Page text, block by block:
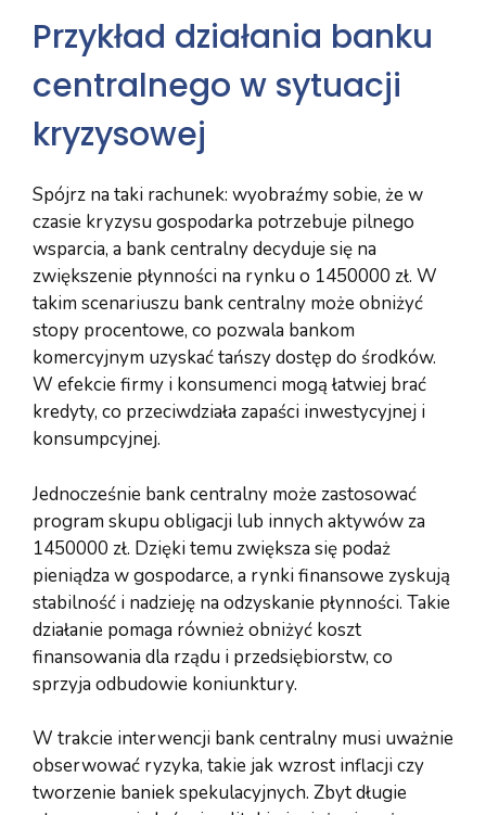
Przykład działania banku
centralnego w sytuacji
kryzysowej
Spójrz na taki rachunek: wyobraźmy sobie, że w
czasie kryzysu gospodarka potrzebuje pilnego
wsparcia, a bank centralny decyduje się na
zwiększenie płynności na rynku o 1450000 zł. W
takim scenariuszu bank centralny może obniżyć
stopy procentowe, co pozwala bankom
komercyjnym uzyskać tańszy dostęp do środków.
W efekcie firmy i konsumenci mogą łatwiej brać
kredyty, co przeciwdziała zapaści inwestycyjnej i
konsumpcyjnej.
Jednocześnie bank centralny może zastosować
program skupu obligacji lub innych aktywów za
1450000 zł. Dzięki temu zwiększa się podaż
pieniądza w gospodarce, a rynki finansowe zyskują
stabilność i nadzieję na odzyskanie płynności. Takie
działanie pomaga również obniżyć koszt
finansowania dla rządu i przedsiębiorstw, co
sprzyja odbudowie koniunktury.
W trakcie interwencji bank centralny musi uważnie
obserwować ryzyka, takie jak wzrost inflacji czy
tworzenie baniek spekulacyjnych. Zbyt długie